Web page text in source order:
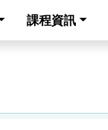
課程資訊